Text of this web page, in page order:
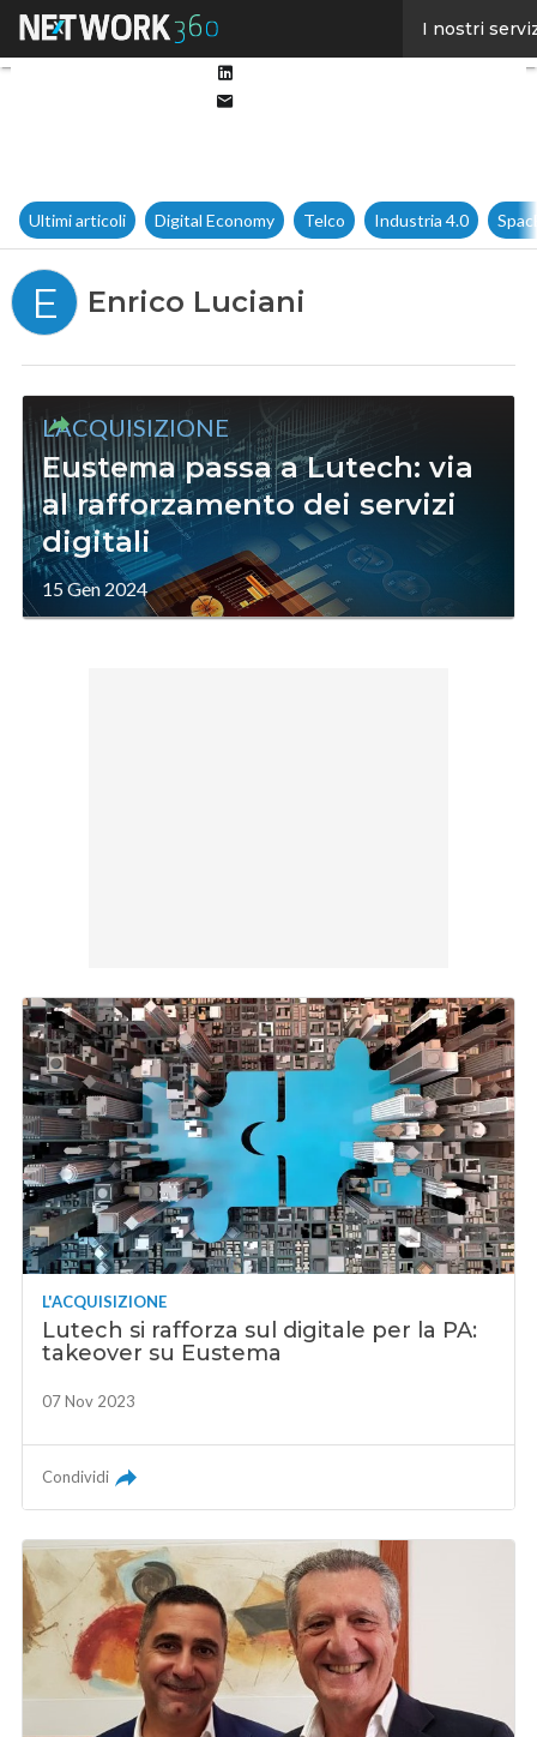
I nostri
Ultimi articoli Digital Economy Telco Industria 4.0
E Enrico Luciani
L’ACQUISIZIONE
Eustema passa a Lutech: via
al rafforzamento dei servizi
digitali
15 Gen 2024
L'ACQUISIZIONE
Lutech si rafforza sul digitale per la PA:
takeover su Eustema
07 Nov 2023
Condividi